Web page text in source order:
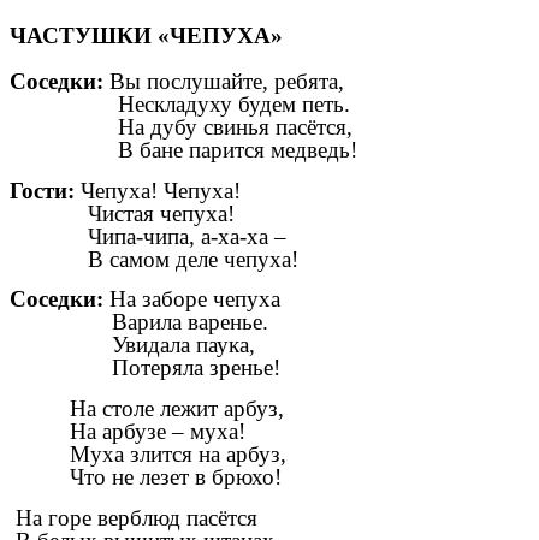
ЧАСТУШКИ «ЧЕПУХА»
Соседки: Вы послушайте, ребята,
Нескладуху будем петь.
На дубу свинья пасётся,
В бане парится медведь!
Гости: Чепуха! Чепуха!
Чистая чепуха!
Чипа-чипа, а-ха-ха –
В самом деле чепуха!
Соседки: На заборе чепуха
Варила варенье.
Увидала паука,
Потеряла зренье!
На столе лежит арбуз,
На арбузе – муха!
Муха злится на арбуз,
Что не лезет в брюхо!
На горе верблюд пасётся